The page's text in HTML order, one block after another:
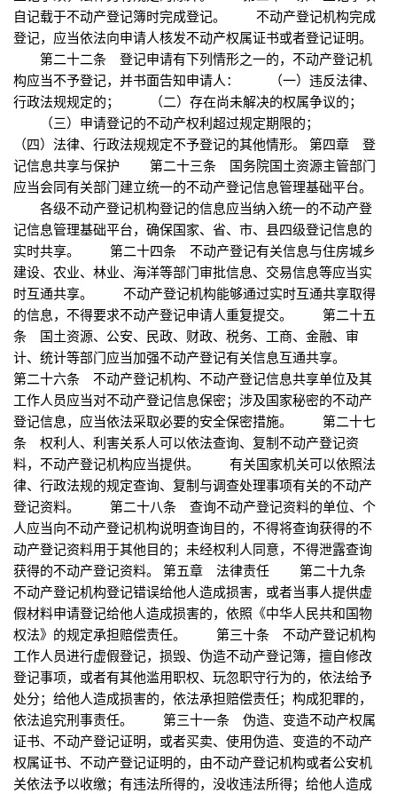
自记载于不动产登记簿时完成登记。 不动产登记机构完成
登记，应当依法向申请人核发不动产权属证书或者登记证明。
第二十二条 登记申请有下列情形之一的，不动产登记机
构应当不予登记，并书面告知申请人： （一）违反法律、
行政法规规定的； （二）存在尚未解决的权属争议的；
（三）申请登记的不动产权利超过规定期限的；
（四）法律、行政法规规定不予登记的其他情形。 第四章 登
记信息共享与保护 第二十三条 国务院国土资源主管部门
应当会同有关部门建立统一的不动产登记信息管理基础平台。
各级不动产登记机构登记的信息应当纳入统一的不动产登
记信息管理基础平台，确保国家、省、市、县四级登记信息的
实时共享。 第二十四条 不动产登记有关信息与住房城乡
建设、农业、林业、海洋等部门审批信息、交易信息等应当实
时互通共享。 不动产登记机构能够通过实时互通共享取得
的信息，不得要求不动产登记申请人重复提交。 第二十五
条 国土资源、公安、民政、财政、税务、工商、金融、审
计、统计等部门应当加强不动产登记有关信息互通共享。
第二十六条 不动产登记机构、不动产登记信息共享单位及其
工作人员应当对不动产登记信息保密；涉及国家秘密的不动产
登记信息，应当依法采取必要的安全保密措施。 第二十七
条 权利人、利害关系人可以依法查询、复制不动产登记资
料，不动产登记机构应当提供。 有关国家机关可以依照法
律、行政法规的规定查询、复制与调查处理事项有关的不动产
登记资料。 第二十八条 查询不动产登记资料的单位、个
人应当向不动产登记机构说明查询目的，不得将查询获得的不
动产登记资料用于其他目的；未经权利人同意，不得泄露查询
获得的不动产登记资料。 第五章 法律责任 第二十九条
不动产登记机构登记错误给他人造成损害，或者当事人提供虚
假材料申请登记给他人造成损害的，依照《中华人民共和国物
权法》的规定承担赔偿责任。 第三十条 不动产登记机构
工作人员进行虚假登记，损毁、伪造不动产登记簿，擅自修改
登记事项，或者有其他滥用职权、玩忽职守行为的，依法给予
处分；给他人造成损害的，依法承担赔偿责任；构成犯罪的，
依法追究刑事责任。 第三十一条 伪造、变造不动产权属
证书、不动产登记证明，或者买卖、使用伪造、变造的不动产
权属证书、不动产登记证明的，由不动产登记机构或者公安机
关依法予以收缴；有违法所得的，没收违法所得；给他人造成